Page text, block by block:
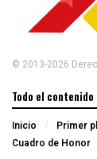
© 2013-2026
Todo el
Inicio Primer
Cuadro de Honor